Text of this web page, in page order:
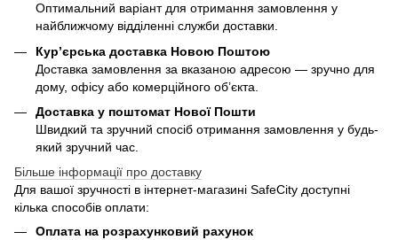
Оптимальний варіант для отримання замовлення у
найближчому відділенні служби доставки.
Кур’єрська доставка Новою Поштою
Доставка замовлення за вказаною адресою — зручно для
дому, офісу або комерційного об’єкта.
Доставка у поштомат Нової Пошти
Швидкий та зручний спосіб отримання замовлення у будь-
який зручний час.
Більше інформації про доставку
Для вашої зручності в інтернет-магазині SafeCity доступні
кілька способів оплати:
Оплата на розрахунковий рахунок